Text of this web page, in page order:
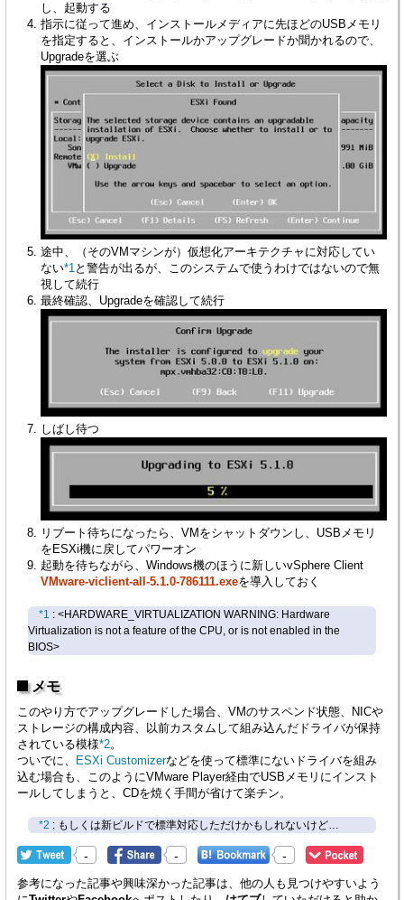
し、起動する
指示に従って進め、インストールメディアに先ほどのUSBメモリ
を指定すると、インストールかアップグレードか聞かれるので、
Upgradeを選ぶ
途中、（そのVMマシンが）仮想化アーキテクチャに対応してい
ない*1 と警告が出るが、このシステムで使うわけではないので無
視して続行
最終確認、Upgradeを確認して続行
しばし待つ
リブート待ちになったら、VMをシャットダウンし、USBメモリ
をESXi機に戻してパワーオン
起動を待ちながら、Windows機のほうに新しいvSphere Client
VMware-viclient-all-5.1.0-786111.exeを導入しておく
*1 : <HARDWARE_VIRTUALIZATION WARNING: Hardware
Virtualization is not a feature of the CPU, or is not enabled in the
BIOS>
メモ
このやり方でアップグレードした場合、VMのサスペンド状態、NICや
ストレージの構成内容、以前カスタムして組み込んだドライバが保持
されている模様*2。
ついでに、 ESXi Customizerなどを使って標準にないドライバを組み
込む場合も、このようにVMware Player経由でUSBメモリにインスト
ールしてしまうと、CDを焼く手間が省けて楽チン。
*2 : もしくは新ビルドで標準対応しただけかもしれないけど…
- - -
参考になった記事や興味深かった記事は、他の人も見つけやすいよう